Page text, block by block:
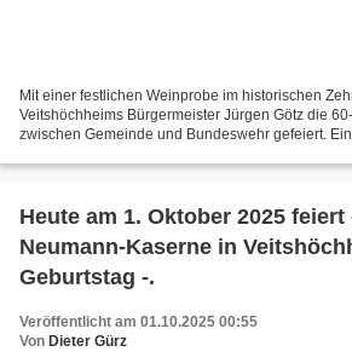
Mit einer festlichen Weinprobe im historischen
Veitshöchheims Bürgermeister Jürgen Götz die
zwischen Gemeinde und Bundeswehr gefeiert.
Heute am 1. Oktober 2025
Neumann-Kaserne in
Geburtstag -.
Veröffentlicht am 01.10.2025 00:55
Von Dieter Gürz